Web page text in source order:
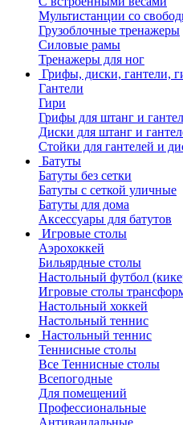
Мультистанции со
Грузоблочные тренажеры
Силовые рамы
Тренажеры для ног
Грифы, диски, гантели,
Гантели
Гири
Грифы для штанг и
Диски для штанг и
Стойки для гантелей и
Батуты
Батуты без сетки
Батуты с сеткой уличные
Батуты для дома
Аксессуары для батутов
Игровые столы
Аэрохоккей
Бильярдные столы
Настольный футбол
Игровые столы
Настольный хоккей
Настольный теннис
Настольный теннис
Теннисные столы
Все Теннисные столы
Всепогодные
Для помещений
Профессиональные
Антивандальные